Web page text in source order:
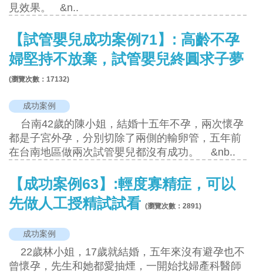
見效果。 &n..
【試管嬰兒成功案例71】: 高齡不孕
婦堅持不放棄，試管嬰兒終圓求子夢
(瀏覽次數：17132)
成功案例
台南42歲的陳小姐，結婚十五年不孕，兩次懷孕
都是子宮外孕，分別切除了兩側的輸卵管，五年前
在台南地區做兩次試管嬰兒都沒有成功。 &nb..
【成功案例63】:輕度寡精症，可以
先做人工授精試試看 (瀏覽次數：2891)
成功案例
22歲林小姐，17歲就結婚，五年來沒有避孕也不
曾懷孕，先生和她都愛抽煙，一開始找婦產科醫師